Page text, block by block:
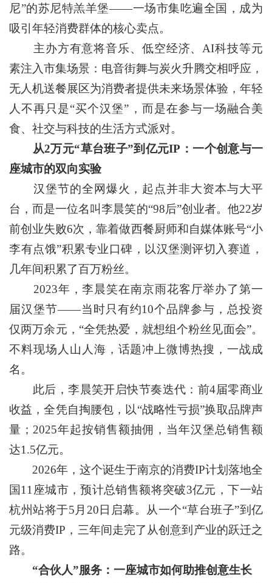
尼”的苏尼特羔羊堡——一场市集吃遍全国，成为
吸引年轻消费群体的核心卖点。
主办方有意将音乐、低空经济、AI科技等元
素注入市集场景：电音街舞与炭火升腾交相呼应，
无人机送餐展区为消费者提供未来场景体验，年轻
人不再只是“买个汉堡”，而是在参与一场融合美
食、社交与科技的生活方式派对。
从2万元“草台班子”到亿元IP：一个创意与一
座城市的双向实验
汉堡节的全网爆火，起点并非大资本与大平
台，而是一位名叫李晨笑的“98后”创业者。他22岁
前创业失败6次，靠着做西餐厨师和自媒体账号“小
李有点饿”积累专业口碑，以汉堡测评切入赛道，
几年间积累了百万粉丝。
2023年，李晨笑在南京雨花客厅举办了第一
届汉堡节——当时只有约10个品牌参与，总投资
仅两万余元，“全凭热爱，就想组个粉丝见面会”。
不料现场人山人海，话题冲上微博热搜，一战成
名。
此后，李晨笑开启快节奏迭代：前4届零商业
收益，全凭自掏腰包，以“战略性亏损”换取品牌声
量；2025年起按销售额抽佣，当年汉堡总销售额
达1.5亿元。
2026年，这个诞生于南京的消费IP计划落地全
国11座城市，预计总销售额将突破3亿元，下一站
杭州站将于5月20日启幕。从一个“草台班子”到亿
元级消费IP，三年间走完了从创意到产业的跃迁之
路。
“合伙人”服务：一座城市如何助推创意生长